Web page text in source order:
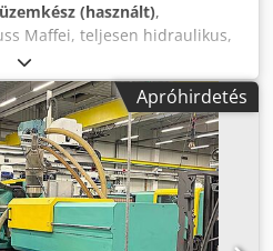
üzemkész (használt),
Maffei, teljesen hidraulikus,
gép, LRX350 lineáris
fröccsöntő egység: SP3000,
22,9, max. fröccsöntési
1232 cm³, löket tömeg:
462 cm³/s, csiga
plasztifikációs teljesítmény:
kN, szerszámnyitó erő: 345
mm, min. szerszám beépítési
szélesség: 1750 mm,
Apróhirdetés